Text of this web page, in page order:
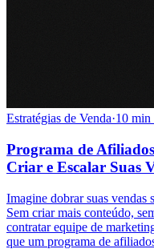
Estratégias de Venda·10 min
Programa de
Criar e Escalar Suas
Imagine dobrar suas vendas
Sem criar mais conteúdo,
contratar equipe de
que um programa de